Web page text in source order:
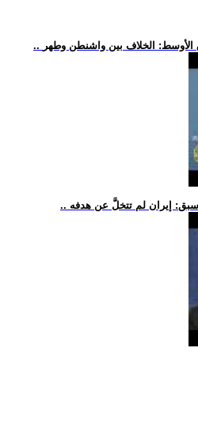
الأوسط: الخلاف بين واشنطن وطهر
إيران لم تتخلَّ عن هدفه